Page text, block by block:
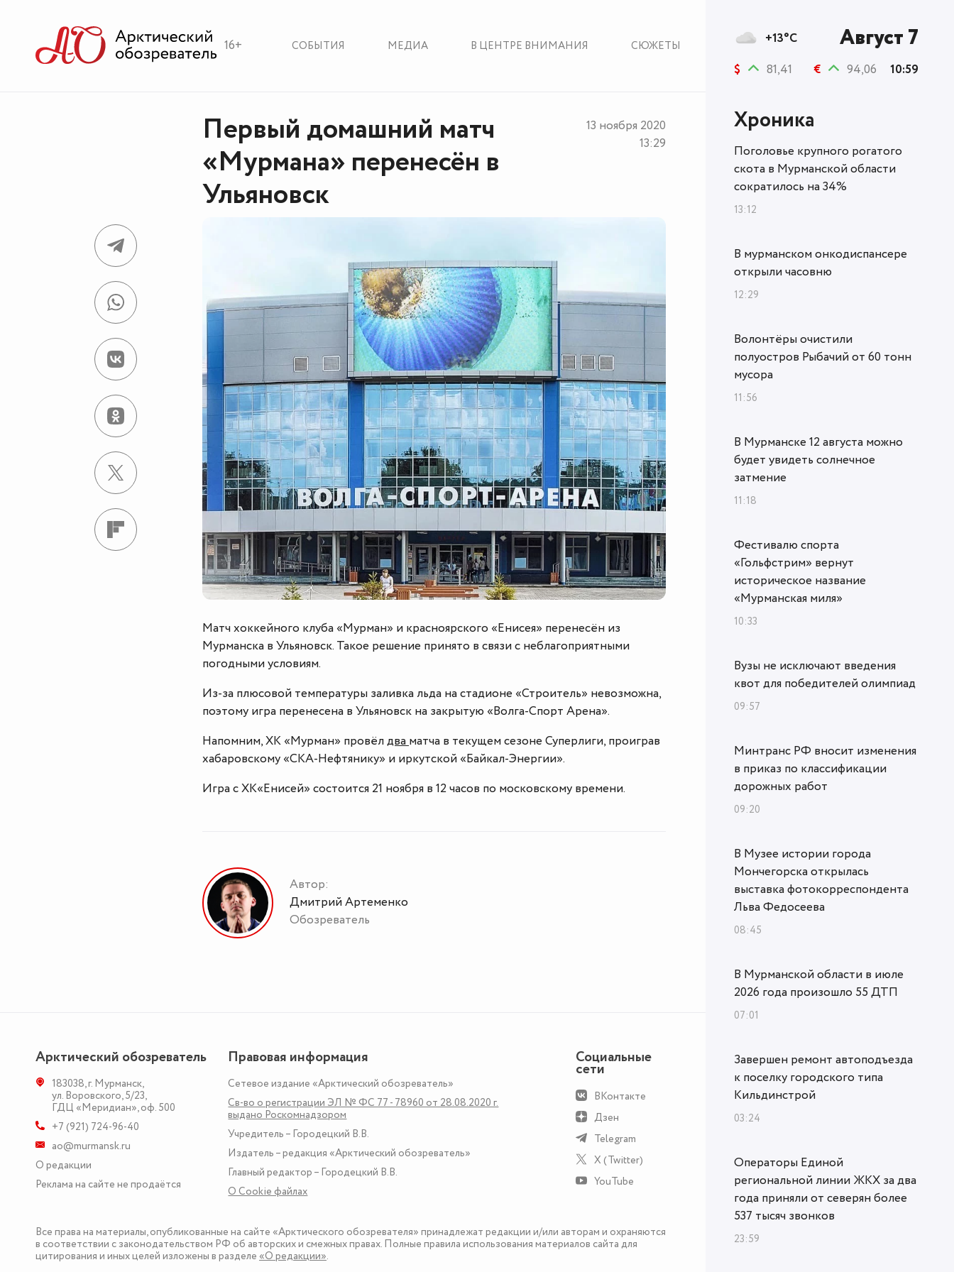
16+ СОБЫТИЯ МЕДИА В ЦЕНТРЕ ВНИМАНИЯ СЮЖЕТЫ
Первый домашний матч
«Мурмана» перенесён в
Ульяновск
13 ноября 2020
13:29
Матч хоккейного клуба «Мурман» и красноярского «Енисея» перенесён из
Мурманска в Ульяновск. Такое решение принято в связи с неблагоприятными
погодными условиям.
Из-за плюсовой температуры заливка льда на стадионе «Строитель» невозможна,
поэтому игра перенесена в Ульяновск на закрытую «Волга-Спорт Арена».
Напомним, ХК «Мурман» провёлдваматча в текущем сезоне Суперлиги, проиграв
хабаровскому «СКА-Нефтянику» и иркутской «Байкал-Энергии».
Игра с ХК«Енисей» состоится 21 ноября в 12 часов по московскому времени.
Автор:
Дмитрий Артеменко
Обозреватель
Арктический обозреватель
183038,г. Мурманск,
ул. Воровского, 5/23,
ГДЦ «Меридиан», оф. 500
+7 (921) 724-96-40
ao@murmansk.ru
О редакции
Реклама на сайте не продаётся
Правовая информация
Сетевое издание «Арктический обозреватель»
Св-во о регистрации ЭЛ № ФС 77 - 78960 от 28.08.2020 г.
выдано Роскомнадзором
Учредитель – Городецкий В.В.
Издатель – редакция «Арктический обозреватель»
Главный редактор – Городецкий В.В.
О Сookie файлах
Социальные
сети
ВКонтакте
Дзен
Telegram
X (Twitter)
YouTube
Все права на материалы, опубликованные на сайте «Арктического обозревателя» принадлежат редакции и/или авторам и охраняются
в соответствии с законодательством РФ об авторских и смежных правах. Полные правила использования материалов сайта для
цитирования и иных целей изложены в разделе «О редакции».
+13°C Август 7
$ 81,41 € 94,06 10:59
Хроника
Поголовье крупного рогатого
скота в Мурманской области
сократилось на 34%
13:12
В мурманском онкодиспансере
открыли часовню
12:29
Волонтёры очистили
полуостров Рыбачий от 60 тонн
мусора
11:56
В Мурманске 12 августа можно
будет увидеть солнечное
затмение
11:18
Фестивалю спорта
«Гольфстрим» вернут
историческое название
«Мурманская миля»
10:33
Вузы не исключают введения
квот для победителей олимпиад
09:57
Минтранс РФ вносит изменения
в приказ по классификации
дорожных работ
09:20
В Музее истории города
Мончегорска открылась
выставка фотокорреспондента
Льва Федосеева
08:45
В Мурманской области в июле
2026 года произошло 55 ДТП
07:01
Завершен ремонт автоподъезда
к поселку городского типа
Кильдинстрой
03:24
Операторы Единой
региональной линии ЖКХ за два
года приняли от северян более
537 тысяч звонков
23:59